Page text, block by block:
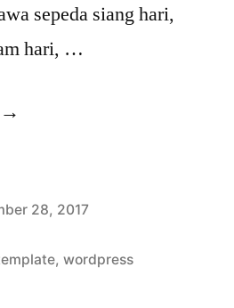
sepeda siang hari,
hari, …
“4
28, 2017
, wordpress